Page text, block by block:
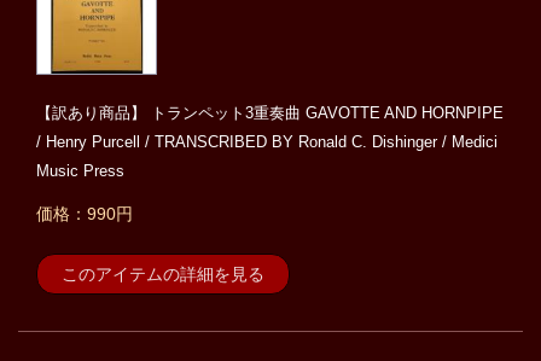
【訳あり商品】 トランペット3重奏曲 GAVOTTE AND HORNPIPE
/ Henry Purcell / TRANSCRIBED BY Ronald C. Dishinger / Medici
Music Press
価格：990円
このアイテムの詳細を見る